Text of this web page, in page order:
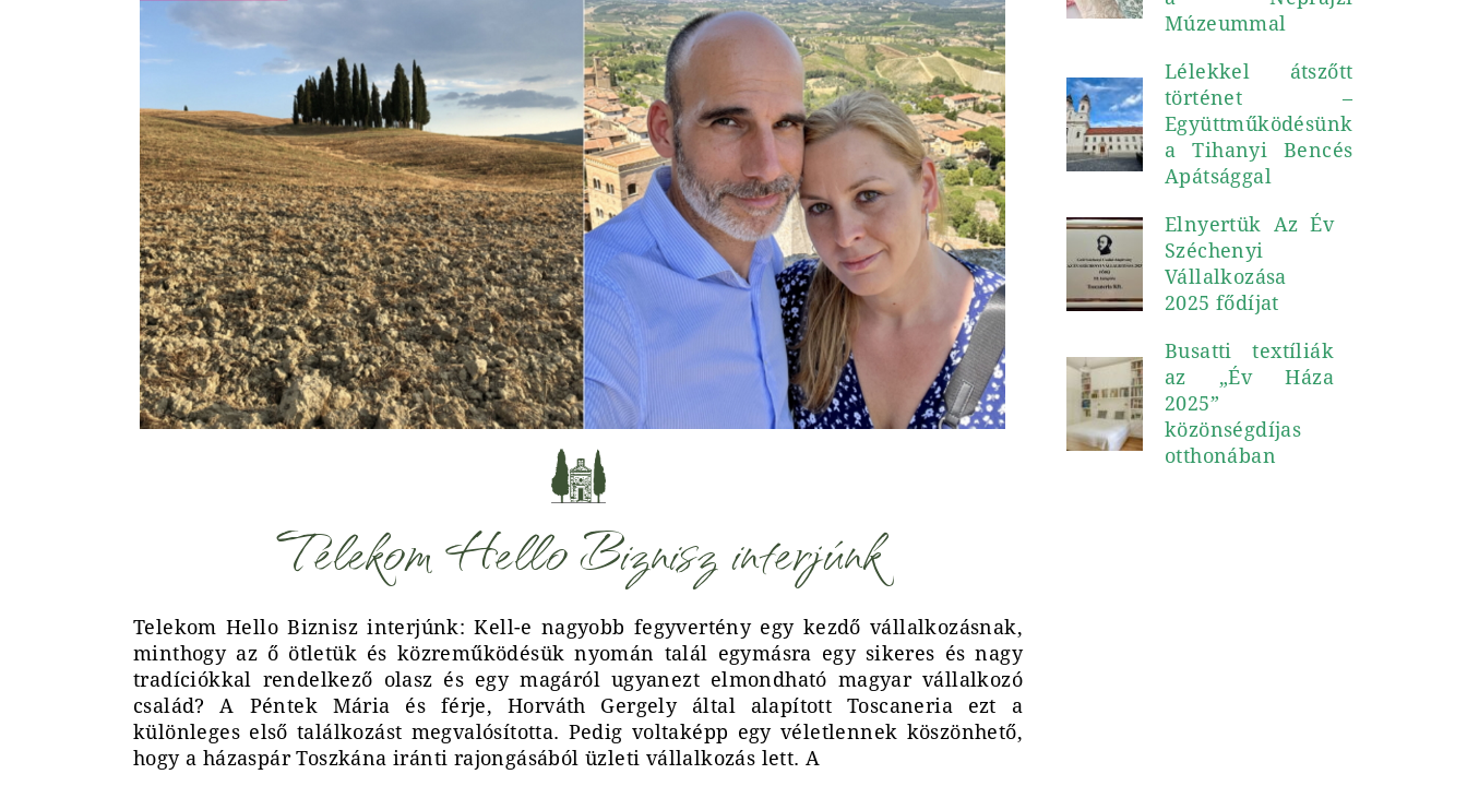
Telekom Hello Biznisz interjúnk
Telekom Hello Biznisz interjúnk: Kell-e nagyobb fegyvertény egy kezdő vállalkozásnak,
minthogy az ő ötletük és közreműködésük nyomán talál egymásra egy sikeres és nagy
tradíciókkal rendelkező olasz és egy magáról ugyanezt elmondható magyar vállalkozó
család? A Péntek Mária és férje, Horváth Gergely által alapított Toscaneria ezt a
különleges első találkozást megvalósította. Pedig voltaképp egy véletlennek köszönhető,
hogy a házaspár Toszkána iránti rajongásából üzleti vállalkozás lett. A
Múzeummal
Lélekkel átszőtt
történet –
Együttműködésünk
a Tihanyi Bencés
Apátsággal
Elnyertük Az Év
Széchenyi
Vállalkozása
2025 fődíjat
Busatti textíliák
az „Év Háza
2025”
közönségdíjas
otthonában